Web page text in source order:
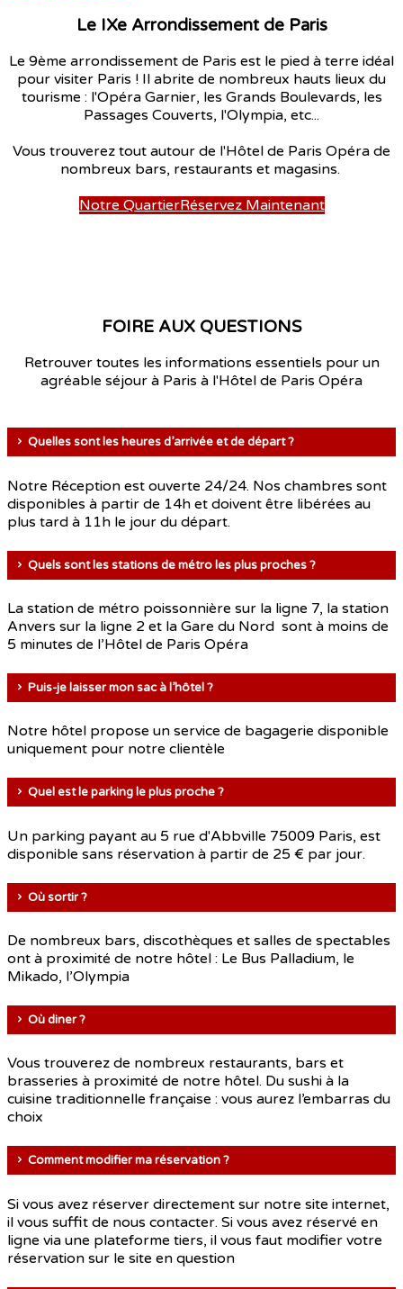
Le IXe Arrondissement de Paris
Le 9ème arrondissement de Paris est le pied à terre idéal
pour visiter Paris ! Il abrite de nombreux hauts lieux du
tourisme : l'Opéra Garnier, les Grands Boulevards, les
Passages Couverts, l'Olympia, etc...
Vous trouverez tout autour de l'Hôtel de Paris Opéra de
nombreux bars, restaurants et magasins.
Notre QuartierRéservez Maintenant
FOIRE AUX QUESTIONS
Retrouver toutes les informations essentiels pour un
agréable séjour à Paris à l'Hôtel de Paris Opéra
Quelles sont les heures d’arrivée et de départ ?
Notre Réception est ouverte 24/24. Nos chambres sont
disponibles à partir de 14h et doivent être libérées au
plus tard à 11h le jour du départ.
Quels sont les stations de métro les plus proches ?
La station de métro poissonnière sur la ligne 7, la station
Anvers sur la ligne 2 et la Gare du Nord sont à moins de
5 minutes de l’Hôtel de Paris Opéra
Puis-je laisser mon sac à l’hôtel ?
Notre hôtel propose un service de bagagerie disponible
uniquement pour notre clientèle
Quel est le parking le plus proche ?
Un parking payant au 5 rue d'Abbville 75009 Paris, est
disponible sans réservation à partir de 25 € par jour.
Où sortir ?
De nombreux bars, discothèques et salles de spectables
ont à proximité de notre hôtel : Le Bus Palladium, le
Mikado, l’Olympia
Où diner ?
Vous trouverez de nombreux restaurants, bars et
brasseries à proximité de notre hôtel. Du sushi à la
cuisine traditionnelle française : vous aurez l’embarras du
choix
Comment modifier ma réservation ?
Si vous avez réserver directement sur notre site internet,
il vous suffit de nous contacter. Si vous avez réservé en
ligne via une plateforme tiers, il vous faut modifier votre
réservation sur le site en question